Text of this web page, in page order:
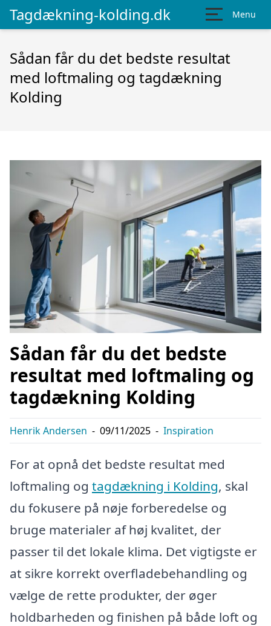
Tagdækning-kolding.dk Menu
Sådan får du det bedste resultat
med loftmaling og tagdækning
Kolding
Sådan får du det bedste
resultat med loftmaling og
tagdækning Kolding
Henrik Andersen - 09/11/2025 - Inspiration
For at opnå det bedste resultat med
loftmaling og tagdækning i Kolding, skal
du fokusere på nøje forberedelse og
bruge materialer af høj kvalitet, der
passer til det lokale klima. Det vigtigste er
at sikre korrekt overfladebehandling og
vælge de rette produkter, der øger
holdbarheden og finishen på både loft og